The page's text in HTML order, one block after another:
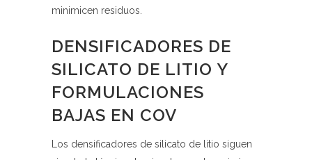
minimicen residuos.
DENSIFICADORES DE
SILICATO DE LITIO Y
FORMULACIONES
BAJAS EN COV
Los densificadores de silicato de litio siguen